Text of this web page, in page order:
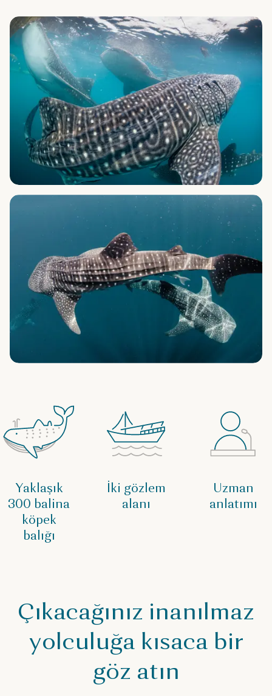
Yaklaşık
300 balina
köpek
balığı
İki gözlem
alanı
Uzman
anlatımı
Çıkacağınız inanılmaz
yolculuğa kısaca bir
göz atın